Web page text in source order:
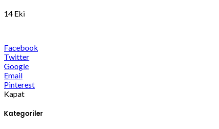
14 Eki
Facebook
Twitter
Google
Email
Pinterest
Kapat
Kategoriler